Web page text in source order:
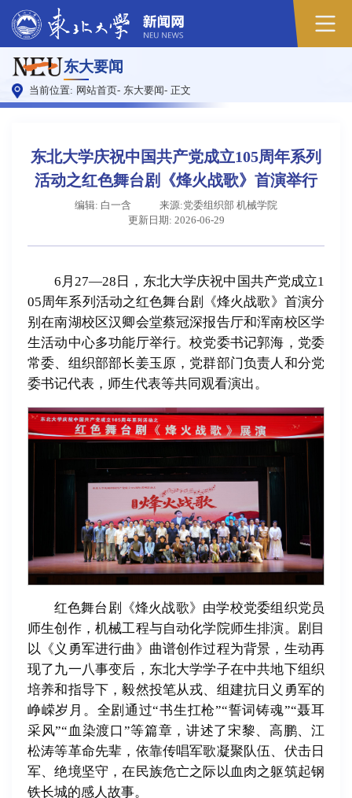
东大要闻
当前位置: 网站首页- 东大要闻- 正文
东北大学庆祝中国共产党成立105周年系列
活动之红色舞台剧《烽火战歌》首演举行
编辑: 白一含
来源:党委组织部 机械学院
更新日期: 2026-06-29
6月27—28日，东北大学庆祝中国共产党成立1
05周年系列活动之红色舞台剧《烽火战歌》首演分
别在南湖校区汉卿会堂蔡冠深报告厅和浑南校区学
生活动中心多功能厅举行。校党委书记郭海，党委
常委、组织部部长姜玉原，党群部门负责人和分党
委书记代表，师生代表等共同观看演出。
红色舞台剧《烽火战歌》由学校党委组织党员
师生创作，机械工程与自动化学院师生排演。剧目
以《义勇军进行曲》曲谱创作过程为背景，生动再
现了九一八事变后，东北大学学子在中共地下组织
培养和指导下，毅然投笔从戎、组建抗日义勇军的
峥嵘岁月。全剧通过“书生扛枪”“誓词铸魂”“聂耳
采风”“血染渡口”等篇章，讲述了宋黎、高鹏、江
松涛等革命先辈，依靠传唱军歌凝聚队伍、伏击日
军、绝境坚守，在民族危亡之际以血肉之躯筑起钢
铁长城的感人故事。
原